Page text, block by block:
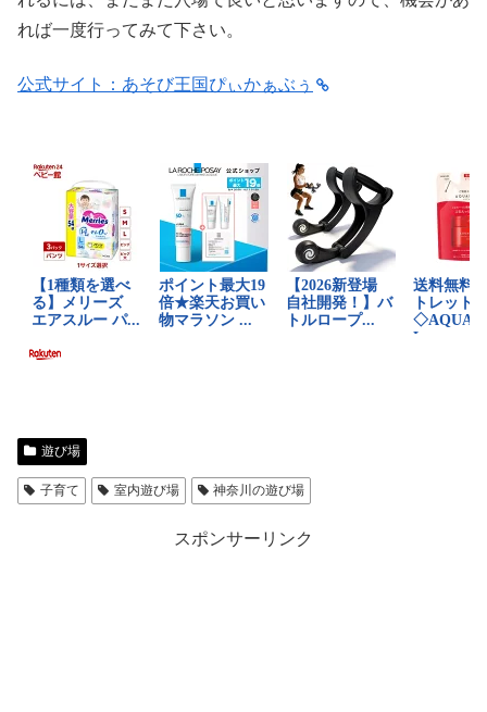
れば一度行ってみて下さい。
公式サイト：あそび王国ぴぃかぁぶぅ
遊び場
子育て 室内遊び場 神奈川の遊び場
スポンサーリンク